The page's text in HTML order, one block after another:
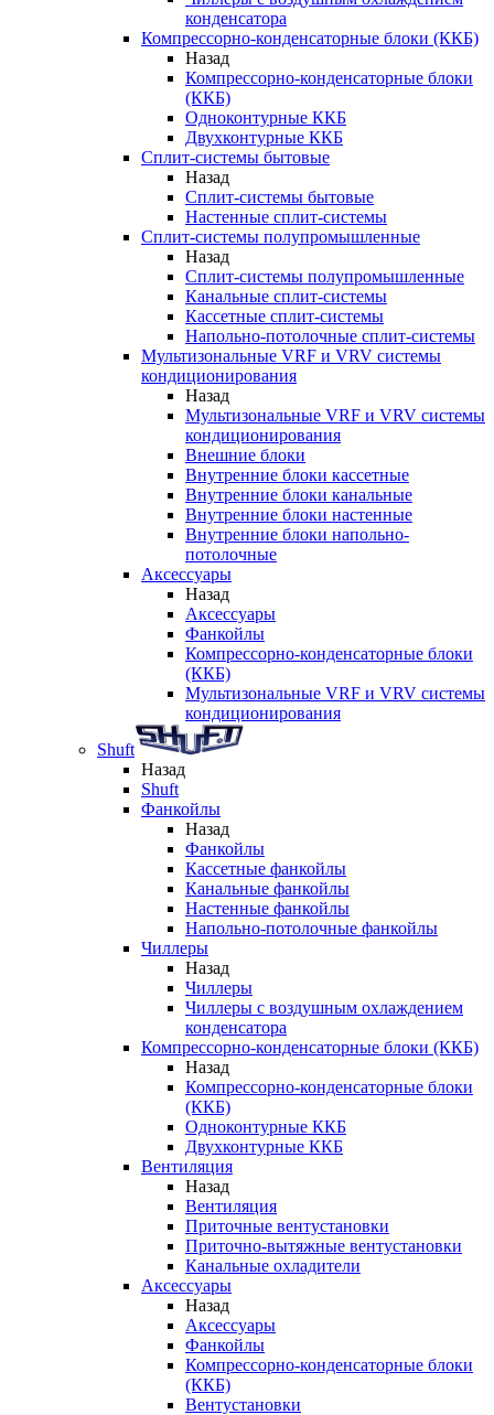
конденсатора
Компрессорно-конденсаторные блоки (ККБ)
Назад
Компрессорно-конденсаторные блоки
(ККБ)
Одноконтурные ККБ
Двухконтурные ККБ
Сплит-системы бытовые
Назад
Сплит-системы бытовые
Настенные сплит-системы
Сплит-системы полупромышленные
Назад
Сплит-системы полупромышленные
Канальные сплит-системы
Кассетные сплит-системы
Напольно-потолочные сплит-системы
Мультизональные VRF и VRV системы
кондиционирования
Назад
Мультизональные VRF и VRV системы
кондиционирования
Внешние блоки
Внутренние блоки кассетные
Внутренние блоки канальные
Внутренние блоки настенные
Внутренние блоки напольно-
потолочные
Аксессуары
Назад
Аксессуары
Фанкойлы
Компрессорно-конденсаторные блоки
(ККБ)
Мультизональные VRF и VRV системы
кондиционирования
Shuft
Назад
Shuft
Фанкойлы
Назад
Фанкойлы
Кассетные фанкойлы
Канальные фанкойлы
Настенные фанкойлы
Напольно-потолочные фанкойлы
Чиллеры
Назад
Чиллеры
Чиллеры с воздушным охлаждением
конденсатора
Компрессорно-конденсаторные блоки (ККБ)
Назад
Компрессорно-конденсаторные блоки
(ККБ)
Одноконтурные ККБ
Двухконтурные ККБ
Вентиляция
Назад
Вентиляция
Приточные вентустановки
Приточно-вытяжные вентустановки
Канальные охладители
Аксессуары
Назад
Аксессуары
Фанкойлы
Компрессорно-конденсаторные блоки
(ККБ)
Вентустановки